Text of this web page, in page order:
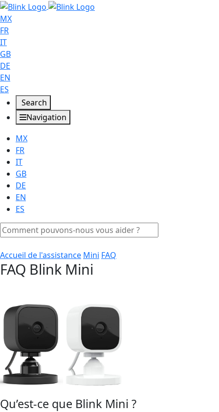
MX
FR
IT
GB
DE
EN
ES
Search
Navigation
MX
FR
IT
GB
DE
EN
ES
Accueil de l'assistance Mini FAQ
FAQ Blink Mini
Qu’est-ce que Blink Mini ?